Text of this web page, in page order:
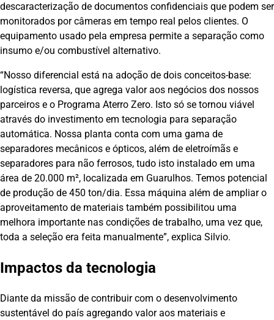
descaracterização de documentos confidenciais que podem ser
monitorados por câmeras em tempo real pelos clientes. O
equipamento usado pela empresa permite a separação como
insumo e/ou combustível alternativo.
“Nosso diferencial está na adoção de dois conceitos-base:
logística reversa, que agrega valor aos negócios dos nossos
parceiros e o Programa Aterro Zero. Isto só se tornou viável
através do investimento em tecnologia para separação
automática. Nossa planta conta com uma gama de
separadores mecânicos e ópticos, além de eletroímãs e
separadores para não ferrosos, tudo isto instalado em uma
área de 20.000 m², localizada em Guarulhos. Temos potencial
de produção de 450 ton/dia. Essa máquina além de ampliar o
aproveitamento de materiais também possibilitou uma
melhora importante nas condições de trabalho, uma vez que,
toda a seleção era feita manualmente”, explica Silvio.
Impactos da tecnologia
Diante da missão de contribuir com o desenvolvimento
sustentável do país agregando valor aos materiais e